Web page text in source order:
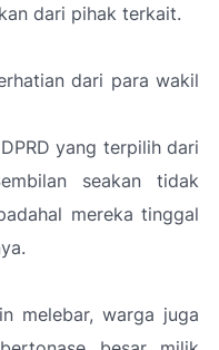
dari pihak terkait.
dari para wakil
yang terpilih dari
seakan tidak
mereka tinggal
melebar, warga juga